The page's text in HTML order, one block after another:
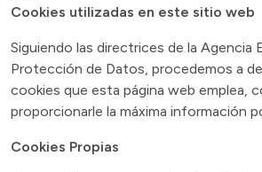
Cookies utilizadas en este sitio web
Siguiendo las directrices de la Agencia
Protección de Datos, procedemos a
cookies que esta página web emplea,
proporcionarle la máxima información
Cookies Propias